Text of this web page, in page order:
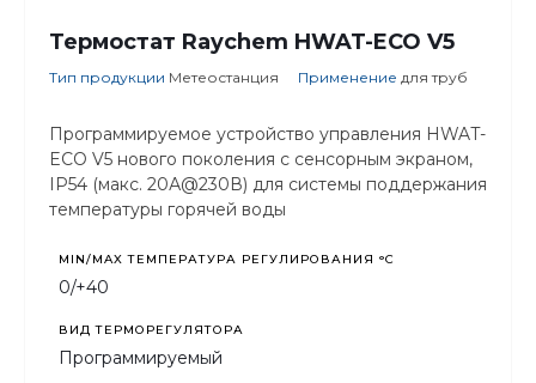
Термостат Raychem HWAT-ECO V5
Тип продукции Метеостанция Применение для труб
Программируемое устройство управления HWAT-
ECO V5 нового поколения с сенсорным экраном,
IP54 (макс. 20А@230В) для системы поддержания
температуры горячей воды
MIN/MAX ТЕМПЕРАТУРА РЕГУЛИРОВАНИЯ °С
0/+40
ВИД ТЕРМОРЕГУЛЯТОРА
Программируемый